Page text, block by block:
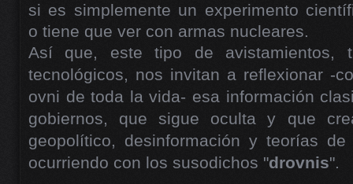
si es simplemente un experimento
o tiene que ver con armas nucleares.
Así que, este tipo de avistamientos,
tecnológicos, nos invitan a reflexionar -
ovni de toda la vida- esa información
gobiernos, que sigue oculta y que
geopolítico, desinformación y teorías
ocurriendo con los susodichos "drovnis".